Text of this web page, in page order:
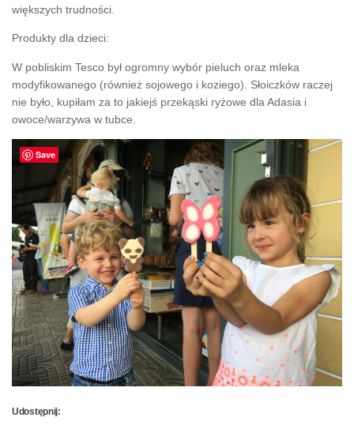
większych trudności.
Produkty dla dzieci:
W pobliskim Tesco był ogromny wybór pieluch oraz mleka
modyfikowanego (również sojowego i koziego). Słoiczków raczej
nie było, kupiłam za to jakiejś przekąski ryżowe dla Adasia i
owoce/warzywa w tubce.
Udostępnij:
Save